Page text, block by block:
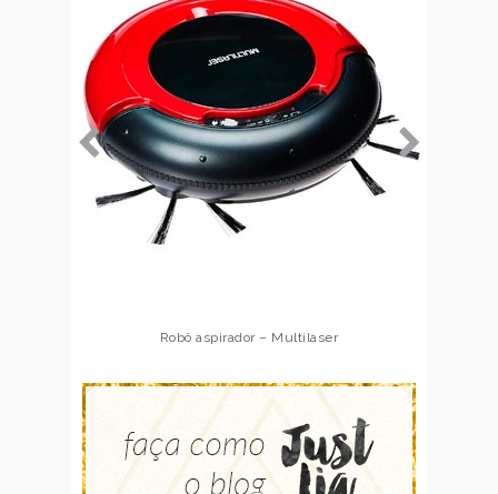
Robô aspirador – Multilaser